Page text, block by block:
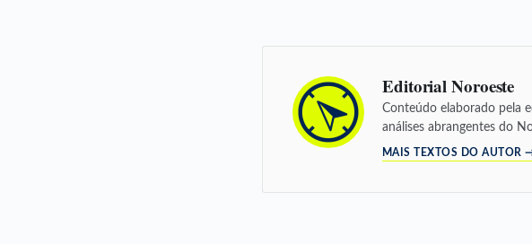
Editorial Noroeste
Conteúdo elaborado pela
análises abrangentes do
MAIS TEXTOS DO AUTOR